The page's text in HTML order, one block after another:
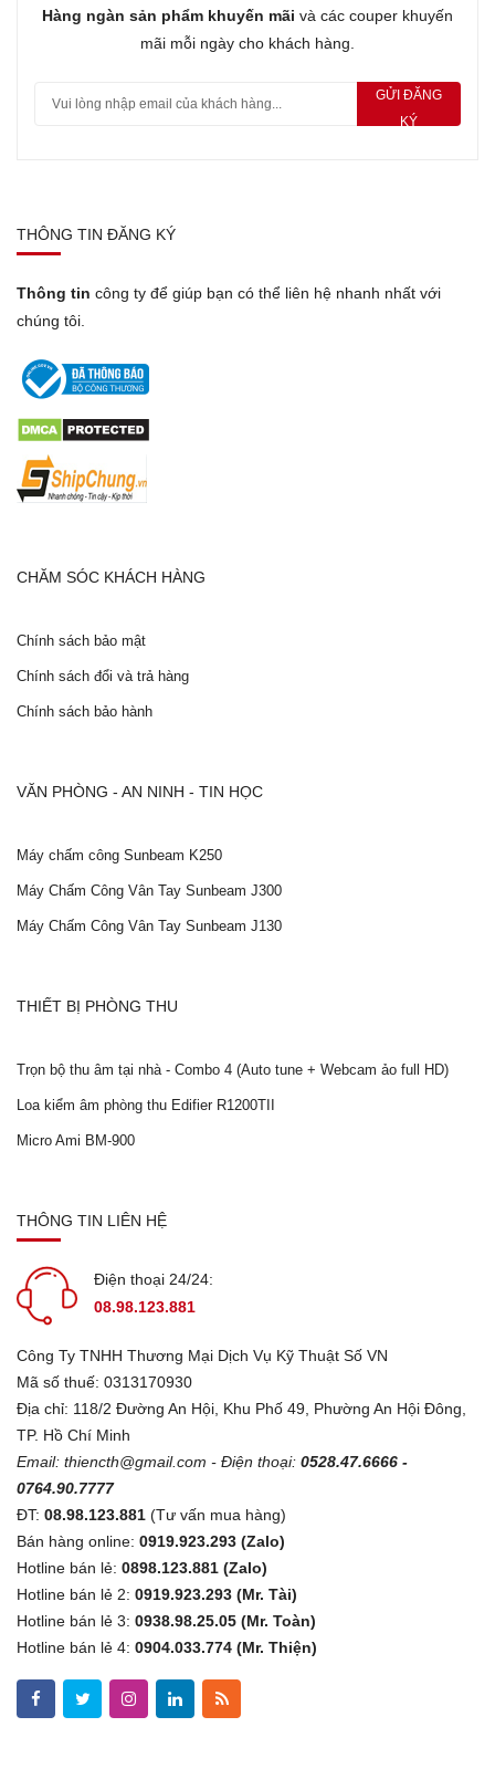
Hàng ngàn sản phẩm khuyến mãi và các couper khuyến
mãi mỗi ngày cho khách hàng.
GỬI ĐĂNG
KÝ
THÔNG TIN ĐĂNG KÝ
Thông tin công ty để giúp bạn có thể liên hệ nhanh nhất với
chúng tôi.
CHĂM SÓC KHÁCH HÀNG
Chính sách bảo mật
Chính sách đổi và trả hàng
Chính sách bảo hành
VĂN PHÒNG - AN NINH - TIN HỌC
Máy chấm công Sunbeam K250
Máy Chấm Công Vân Tay Sunbeam J300
Máy Chấm Công Vân Tay Sunbeam J130
THIẾT BỊ PHÒNG THU
Trọn bộ thu âm tại nhà - Combo 4 (Auto tune + Webcam ảo full HD)
Loa kiểm âm phòng thu Edifier R1200TII
Micro Ami BM-900
THÔNG TIN LIÊN HỆ
Điện thoại 24/24:
08.98.123.881
Công Ty TNHH Thương Mại Dịch Vụ Kỹ Thuật Số VN
Mã số thuế: 0313170930
Địa chỉ: 118/2 Đường An Hội, Khu Phố 49, Phường An Hội Đông,
TP. Hồ Chí Minh
Email: thiencth@gmail.com - Điện thoại: 0528.47.6666 -
0764.90.7777
ĐT: 08.98.123.881 (Tư vấn mua hàng)
Bán hàng online: 0919.923.293 (Zalo)
Hotline bán lẻ: 0898.123.881 (Zalo)
Hotline bán lẻ 2: 0919.923.293 (Mr. Tài)
Hotline bán lẻ 3: 0938.98.25.05 (Mr. Toàn)
Hotline bán lẻ 4: 0904.033.774 (Mr. Thiện)